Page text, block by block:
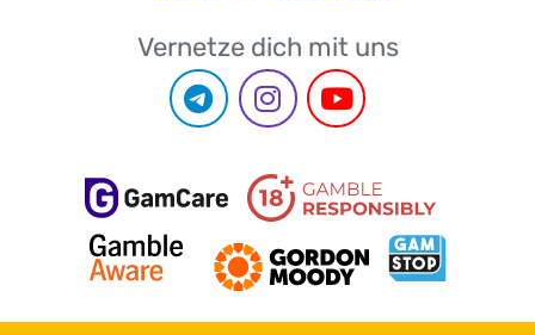
Vernetze dich mit uns